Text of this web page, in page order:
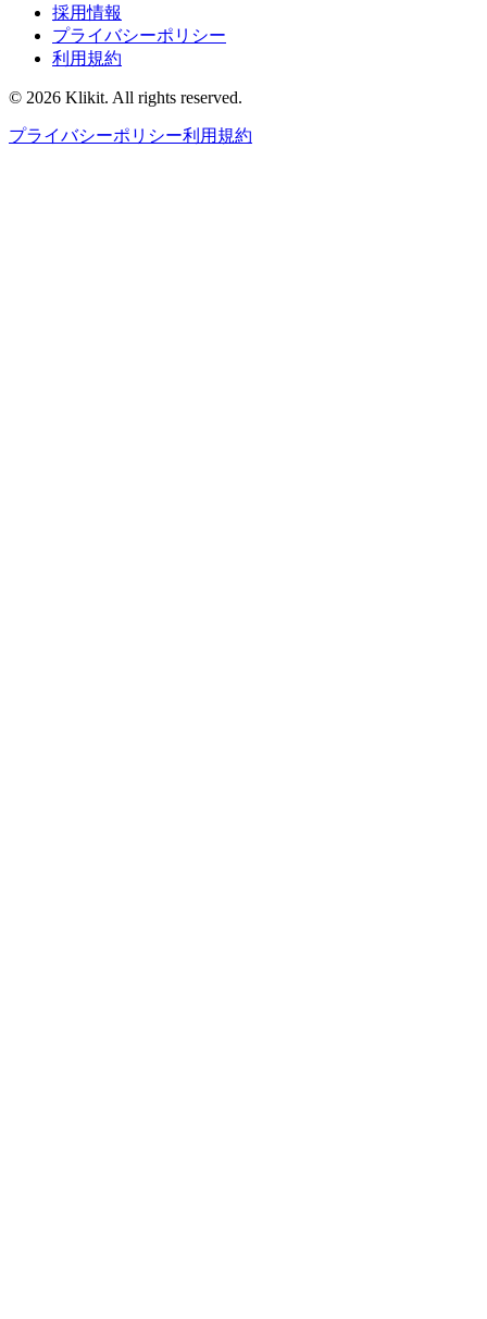
採用情報
プライバシーポリシー
利用規約
© 2026 Klikit. All rights reserved.
プライバシーポリシー利用規約